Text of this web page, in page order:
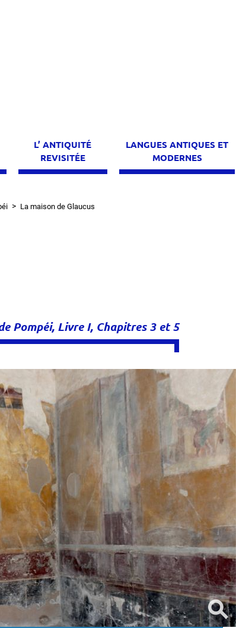
L’ ANTIQUITÉ
REVISITÉE
LANGUES ANTIQUES ET
MODERNES
La maison de Glaucus
Pompéi, Livre I, Chapitres 3 et 5